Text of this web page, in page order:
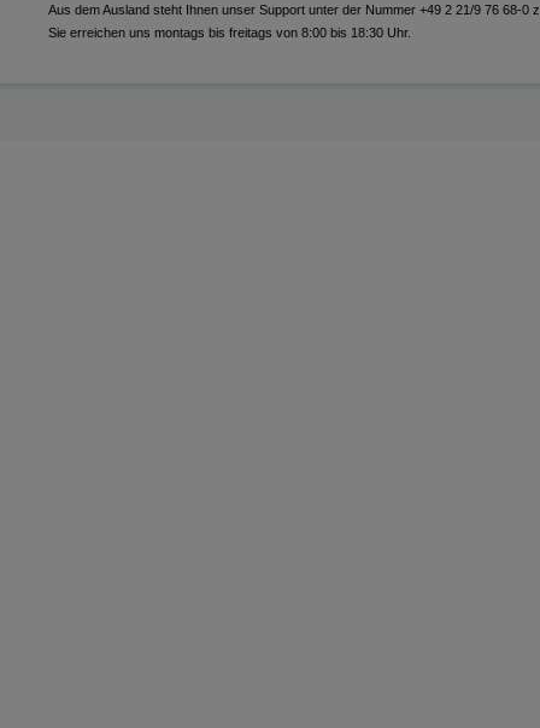
Aus dem Ausland steht Ihnen unser Support unter der Nummer +49 2 21/9 76 68-0
Sie erreichen uns montags bis freitags von 8:00 bis 18:30 Uhr.